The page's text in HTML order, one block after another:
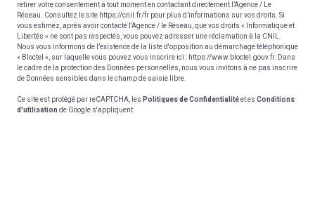
retirer votre consentement à tout moment en contactant directement l’Agence / Le
Réseau. Consultez le site https://cnil.fr/fr pour plus d’informations sur vos droits. Si
vous estimez, après avoir contacté l'Agence / le Réseau, que vos droits « Informatique et
Libertés » ne sont pas respectés, vous pouvez adresser une réclamation à la CNIL.
Nous vous informons de l’existence de la liste d'opposition au démarchage téléphonique
« Bloctel », sur laquelle vous pouvez vous inscrire ici : https://www.bloctel.gouv.fr. Dans
le cadre de la protection des Données personnelles, nous vous invitons à ne pas inscrire
de Données sensibles dans le champ de saisie libre.
Ce site est protégé par reCAPTCHA, les Politiques de Confidentialitéet es Conditions
d'utilisation de Google s'appliquent.